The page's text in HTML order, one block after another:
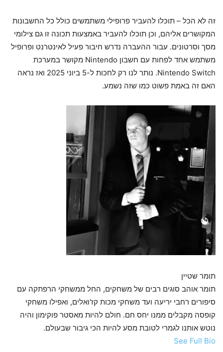
זה לא הכל – תוכלו להעביר פרופילי משתמשים כולל כל החשבונות
המקושרים אליהם, וכן תוכלו להעביר באמצעות תכונה זו גם צילומי
מסך וסרטונים. עבור ההעברה נדרש חיבור פעיל לאינטרנט ופרופיל
משתמש אחד לפחות עם חשבון Nintendo מקושר במערכת
Nintendo Switch. נותר לנו רק לחכות ל-5 ביוני 2025 ואז נראה
האם זה באמת פשוט כמו שזה נשמע.
תומר שטיין
תומר אוהב סוגים רבים של משחקים, החל ממשחקי הרפתקה עם
סיפורים רחבי יריעה ועד משחקי מכות קז'ואלים, ואפילו משחקי
קופסה מקבלים ממנו יחס חם. חולם להיות מאסטר פוקימון והיה
נוטש אותנו לגמרי לטובת מסע להיות הכי גיבור שבעולם.
See Full Bio